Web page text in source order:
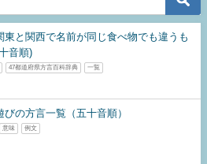
東と関西で名前が同じ食べ物でも違うも
音順)
47都道府県方言百科辞典 一覧
びの方言一覧（五十音順）
意味 例文